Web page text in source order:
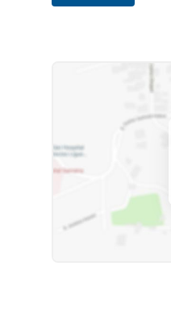
Gostou desse
Imovibe Imóveis
(19) 3648-8494